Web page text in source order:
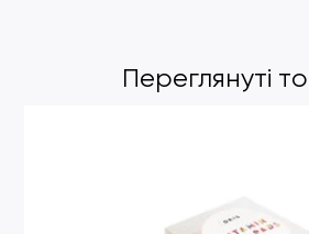
Переглянуті